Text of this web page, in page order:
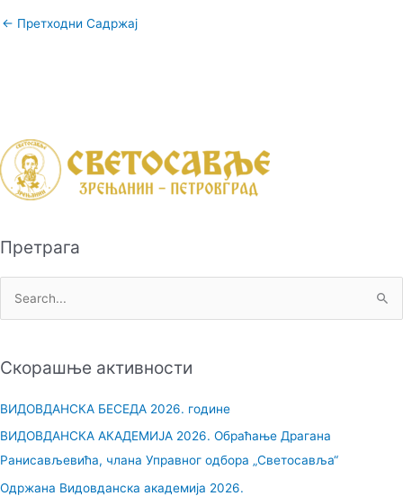
← Претходни Садржај
Претрага
тСкорашње активности
ВИДОВДАНСКА БЕСЕДА 2026. године
ВИДОВДАНСКА АКАДЕМИЈА 2026. Обраћање Драгана
Ранисављевића, члана Управног одбора „Светосавља“
Одржана Видовданска академија 2026.